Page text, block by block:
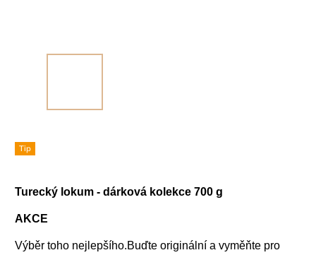
Tip
Turecký lokum - dárková kolekce 700 g
AKCE
Výběr toho nejlepšího.Buďte originální a vyměňte pro